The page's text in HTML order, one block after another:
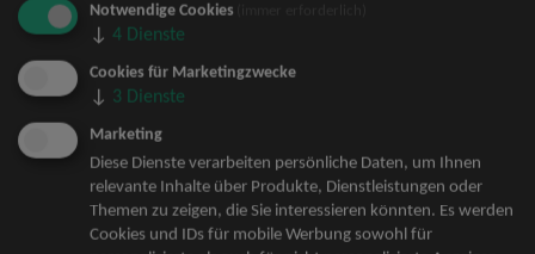
Bryan Adams Tickets
Andreas Gabalier Tickets
Die Fantastischen Vier Tickets
Herbert Grönemeyer Tickets
Deep Purple Tickets
Howard Carpendale Tickets
Jan Delay & Disko No.1 Tickets
Pur Tickets
Notwendige Cookies
↓ 4 Dienste
Cookies für Marketingzwecke
↓ 3 Dienste
Marketing
Diese Dienste verarbeiten persönliche Daten, um Ihnen
relevante Inhalte über Produkte, Dienstleistungen oder
Themen zu zeigen, die Sie interessieren könnten. Es werden
Cookies und IDs für mobile Werbung sowohl für